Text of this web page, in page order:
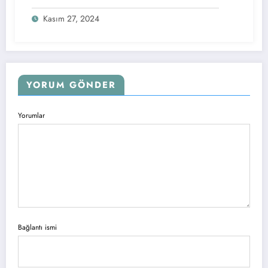
Kasım 27, 2024
YORUM GÖNDER
Yorumlar
Bağlantı ismi